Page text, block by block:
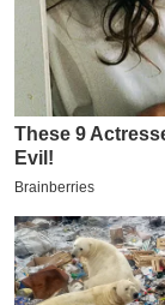
2
6
क्रा
इ
म
ई
-